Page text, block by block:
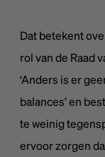
Dat betekent
rol van de Raad
‘Anders is er
balances’ en
te weinig
ervoor zorgen